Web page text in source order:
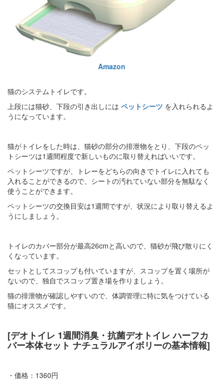
Amazon
猫のシステムトイレです。
上段には猫砂、下段の引き出しには ペットシーツ を入れられるよ
うになっています。
猫がトイレをした時は、猫砂の部分の排泄物をとり、下段のペッ
トシーツは1週間程度で新しいものに取り替えればいいです。
ペットシーツですが、トレーをどちらの向きでトイレに入れても
入れることができるので、シートの汚れていない部分を無駄なく
使うことができます。
ペットシーツの交換目安は1週間ですが、状況により取り替えるよ
うにしましょう。
トイレのカバー部分が最高26cmと高いので、猫砂が飛び散りにく
くなっています。
セットとしてスコップも付いていますが、スコップを置く場所が
ないので、独自でスコップ置き場を作りましょう。
猫の排泄物が確認しやすいので、体調管理に特に気をつけている
猫にオススメです。
[デオトイレ 1週間消臭・抗菌デオトイレ ハーフカ
バー本体セット ナチュラルアイボリーの基本情報]
・価格：1360円